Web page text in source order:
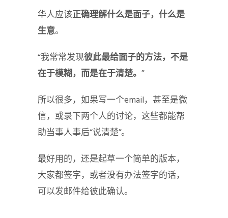
华人应该正确理解什么是面子，什么是
生意。
“我常常发现彼此最给面子的方法，不是
在于模糊，而是在于清楚。 ”
所以很多，如果写一个email，甚至是微
信，或录下两个人的讨论，这些都能帮
助当事人事后“说清楚”。
最好用的，还是起草一个简单的版本，
大家都签字，或者没有办法签字的话，
可以发邮件给彼此确认。